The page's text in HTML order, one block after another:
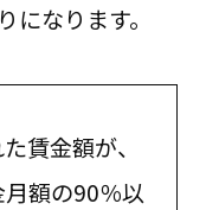
なります。
賃金額が、
額の90％以